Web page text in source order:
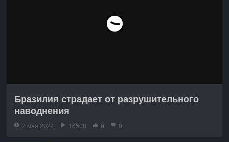
Бразилия страдает от разрушительного
наводнения
2 мая 2024 16508 0 0